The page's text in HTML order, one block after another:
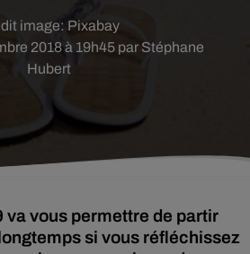
2018 à 19h45 par Stéphane
Hubert
image: Pixabay
va vous permettre de partir
si vous réfléchissez